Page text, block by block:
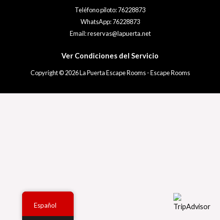
Teléfono piloto: 76228873
WhatsApp: 76228873
Email: reservas@lapuerta.net
Ver Condiciones del Servicio
Copyright © 2026 La Puerta Escape Rooms - Escape Rooms
Español